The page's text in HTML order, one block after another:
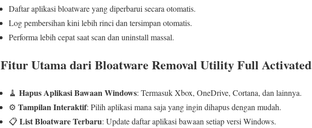
Daftar aplikasi bloatware yang diperbarui secara otomatis.
Log pembersihan kini lebih rinci dan tersimpan otomatis.
Performa lebih cepat saat scan dan uninstall massal.
Fitur Utama dari Bloatware Removal Utility Full Activated
🧹 Hapus Aplikasi Bawaan Windows: Termasuk Xbox, OneDrive, Cortana, dan lainnya.
⚙️ Tampilan Interaktif: Pilih aplikasi mana saja yang ingin dihapus dengan mudah.
📋List Bloatware Terbaru: Update daftar aplikasi bawaan setiap versi Windows.